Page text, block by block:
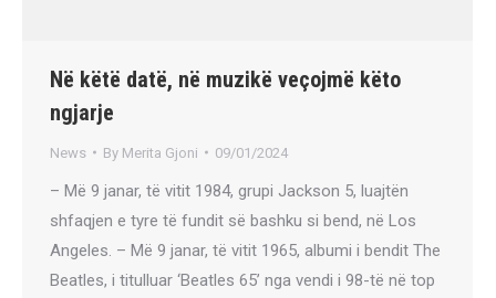
Në këtë datë, në muzikë veçojmë këto
ngjarje
News By Merita Gjoni 09/01/2024
– Më 9 janar, të vitit 1984, grupi Jackson 5, luajtën
shfaqjen e tyre të fundit së bashku si bend, në Los
Angeles. – Më 9 janar, të vitit 1965, albumi i bendit The
Beatles, i titulluar ‘Beatles 65’ nga vendi i 98-të në top